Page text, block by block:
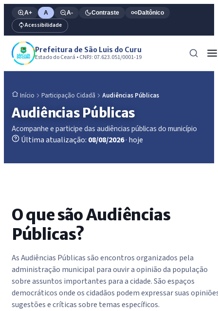
A+ A A- Contraste Daltônico
Acessibilidade
Prefeitura de São Luis do Curu
Estado do Ceará • CNPJ: 07.623.051/0001-19
Início Participação Cidadã Audiências Públicas
Audiências Públicas
Acompanhe e participe das audiências públicas do município
Última atualização: 08/08/2026· hoje
O que são Audiências
Públicas?
As Audiências Públicas são encontros organizados pela
administração municipal para ouvir a opinião da população
sobre assuntos importantes para a cidade. São espaços
democráticos onde os cidadãos podem expressar suas
sugestões e críticas sobre temas específicos.